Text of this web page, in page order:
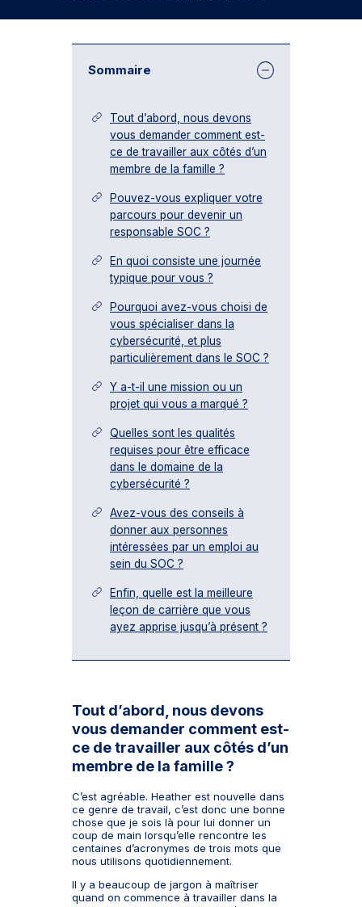
Sommaire
Tout d’abord, nous devons
vous demander comment est-
ce de travailler aux côtés d’un
membre de la famille ?
Pouvez-vous expliquer votre
parcours pour devenir un
responsable SOC ?
En quoi consiste une journée
typique pour vous ?
Pourquoi avez-vous choisi de
vous spécialiser dans la
cybersécurité, et plus
particulièrement dans le SOC ?
Y a-t-il une mission ou un
projet qui vous a marqué ?
Quelles sont les qualités
requises pour être efficace
dans le domaine de la
cybersécurité ?
Avez-vous des conseils à
donner aux personnes
intéressées par un emploi au
sein du SOC ?
Enfin, quelle est la meilleure
leçon de carrière que vous
ayez apprise jusqu’à présent ?
Tout d’abord, nous devons
vous demander comment est-
ce de travailler aux côtés d’un
membre de la famille ?
C’est agréable. Heather est nouvelle dans
ce genre de travail, c’est donc une bonne
chose que je sois là pour lui donner un
coup de main lorsqu’elle rencontre les
centaines d’acronymes de trois mots que
nous utilisons quotidiennement.
Il y a beaucoup de jargon à maîtriser
quand on commence à travailler dans la